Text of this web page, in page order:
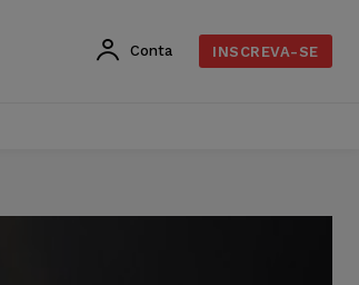
Conta INSCREVA-SE